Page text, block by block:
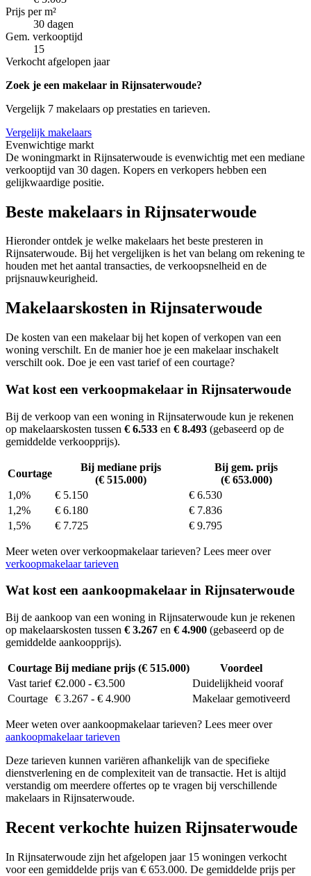
Prijs per m²
30 dagen
Gem. verkooptijd
15
Verkocht afgelopen jaar
Zoek je een makelaar in Rijnsaterwoude?
Vergelijk 7 makelaars op prestaties en tarieven.
Vergelijk makelaars
Evenwichtige markt
De woningmarkt in Rijnsaterwoude is evenwichtig met een mediane
verkooptijd van 30 dagen. Kopers en verkopers hebben een
gelijkwaardige positie.
Beste makelaars in Rijnsaterwoude
Hieronder ontdek je welke makelaars het beste presteren in
Rijnsaterwoude. Bij het vergelijken is het van belang om rekening te
houden met het aantal transacties, de verkoopsnelheid en de
prijsnauwkeurigheid.
Makelaarskosten in Rijnsaterwoude
De kosten van een makelaar bij het kopen of verkopen van een
woning verschilt. En de manier hoe je een makelaar inschakelt
verschilt ook. Doe je een vast tarief of een courtage?
Wat kost een verkoopmakelaar in Rijnsaterwoude
Bij de verkoop van een woning in Rijnsaterwoude kun je rekenen
op makelaarskosten tussen € 6.533 en € 8.493 (gebaseerd op de
gemiddelde verkoopprijs).
Courtage
Bij mediane prijs
(€ 515.000)
Bij gem. prijs
(€ 653.000)
1,0%
€ 5.150
€ 6.530
1,2%
€ 6.180
€ 7.836
1,5%
€ 7.725 € 9.795
Meer weten over verkoopmakelaar tarieven? Lees meer over
verkoopmakelaar tarieven
Wat kost een aankoopmakelaar in Rijnsaterwoude
Bij de aankoop van een woning in Rijnsaterwoude kun je rekenen
op makelaarskosten tussen € 3.267 en € 4.900 (gebaseerd op de
gemiddelde aankoopprijs).
Courtage Bij mediane prijs (€ 515.000)
Voordeel
Vast tarief €2.000 - €3.500
Duidelijkheid vooraf
Courtage € 3.267 - € 4.900 Makelaar gemotiveerd
Meer weten over aankoopmakelaar tarieven? Lees meer over
aankoopmakelaar tarieven
Deze tarieven kunnen variëren afhankelijk van de specifieke
dienstverlening en de complexiteit van de transactie. Het is altijd
verstandig om meerdere offertes op te vragen bij verschillende
makelaars in Rijnsaterwoude.
Recent verkochte huizen Rijnsaterwoude
In Rijnsaterwoude zijn het afgelopen jaar 15 woningen verkocht
voor een gemiddelde prijs van € 653.000. De gemiddelde prijs per